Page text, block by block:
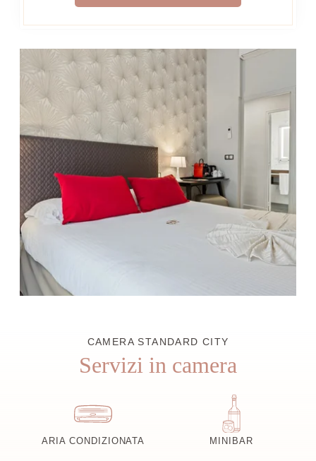
CAMERA STANDARD CITY
Servizi in camera
ARIA CONDIZIONATA MINIBAR